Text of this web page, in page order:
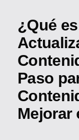
¿Qué
Paso
Mejorar